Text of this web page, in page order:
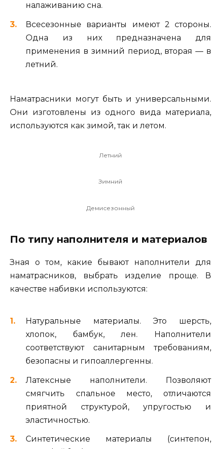
налаживанию сна.
Всесезонные варианты имеют 2 стороны.
Одна из них предназначена для
применения в зимний период, вторая — в
летний.
Наматрасники могут быть и универсальными.
Они изготовлены из одного вида материала,
используются как зимой, так и летом.
Летний
Зимний
Демисезонный
По типу наполнителя и материалов
Зная о том, какие бывают наполнители для
наматрасников, выбрать изделие проще. В
качестве набивки используются:
Натуральные материалы. Это шерсть,
хлопок, бамбук, лен. Наполнители
соответствуют санитарным требованиям,
безопасны и гипоаллергенны.
Латексные наполнители. Позволяют
смягчить спальное место, отличаются
приятной структурой, упругостью и
эластичностью.
Синтетические материалы (синтепон,